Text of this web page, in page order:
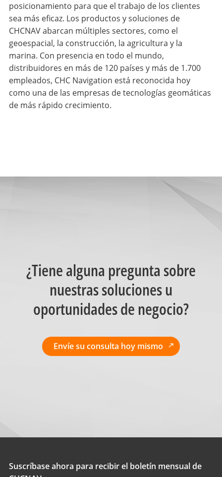
posicionamiento para que el trabajo de los clientes
sea más eficaz. Los productos y soluciones de
CHCNAV abarcan múltiples sectores, como el
geoespacial, la construcción, la agricultura y la
marina. Con presencia en todo el mundo,
distribuidores en más de 120 países y más de 1.700
empleados, CHC Navigation está reconocida hoy
como una de las empresas de tecnologías geomáticas
de más rápido crecimiento.
¿Tiene alguna pregunta sobre
nuestras soluciones u
oportunidades de negocio?
Envíe su consulta hoy mismo
Suscríbase ahora para recibir el boletín mensual de